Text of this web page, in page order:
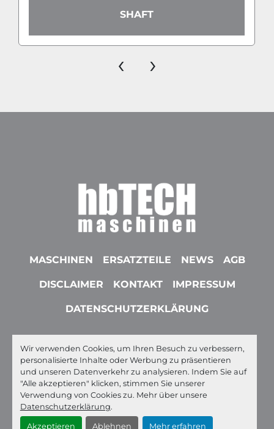
Wir verwenden Cookies, um Ihren Besuch zu verbessern,
personalisierte Inhalte oder Werbung zu präsentieren
und unseren Datenverkehr zu analysieren. Indem Sie auf
"Alle akzeptieren" klicken, stimmen Sie unserer
Verwendung von Cookies zu. Mehr über unsere
Datenschutzerklärung.
Akzeptieren Ablehnen Mehr erfahren
SHAFT
‹ ›
MASCHINEN ERSATZTEILE NEWS AGB
DISCLAIMER KONTAKT IMPRESSUM
DATENSCHUTZERKLÄRUNG
youtubelinkedinwhatsapp
ebay
Machinio System-Website von Machinio
Cookie-Einstellungen